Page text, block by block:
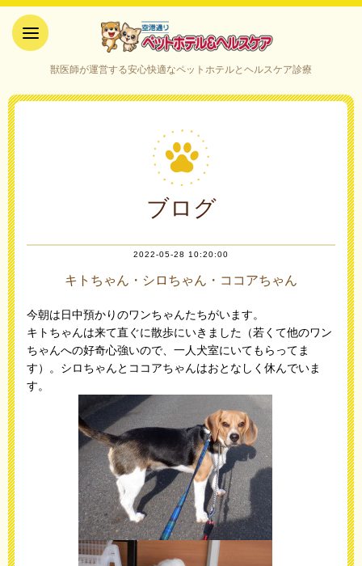
ケア｜山口県宇部市
獣医師が運営する安心快適なペットホテルとヘルスケア診療
ブログ
2022-05-28 10:20:00
キトちゃん・シロちゃん・ココアちゃん
今朝は日中預かりのワンちゃんたちがいます。
キトちゃんは来て直ぐに散歩にいきました（若くて他のワン
ちゃんへの好奇心強いので、一人犬室にいてもらってま
す）。シロちゃんとココアちゃんはおとなしく休んでいま
す。